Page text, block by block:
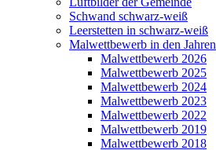
Schwand schwarz-weiß
Leerstetten in schwarz-weiß
Malwettbewerb in den Jahren
Malwettbewerb 2026
Malwettbewerb 2025
Malwettbewerb 2024
Malwettbewerb 2023
Malwettbewerb 2022
Malwettbewerb 2019
Malwettbewerb 2018